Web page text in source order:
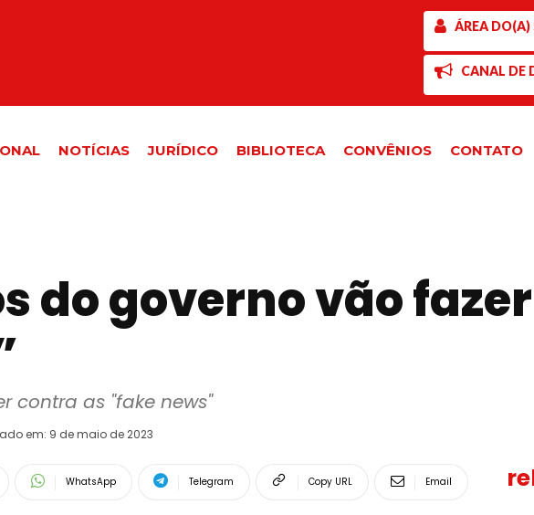
ÁREA
CANAL DE
NOTÍCIAS JURÍDICO BIBLIOTECA CONVÊNIOS CONTATO
do governo vão
contra as "fake news"
em: 9 de maio de 2023
WhatsApp Telegram Copy URL Email